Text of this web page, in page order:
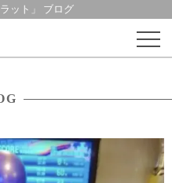
ット」 ブログ